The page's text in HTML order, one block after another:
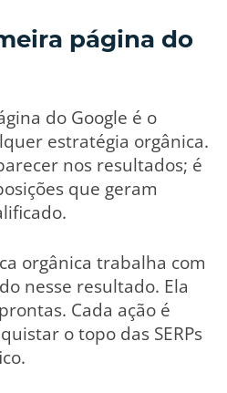
página do
do Google é o
estratégia orgânica.
nos resultados; é
que geram
orgânica trabalha com
nesse resultado. Ela
Cada ação é
o topo das SERPs